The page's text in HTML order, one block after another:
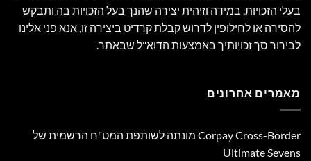
בעלי הזכויות. במידה וזיהית יצירה שהנך בעל הזכויות בה ותבקש
להסירה או לחילופין לדרוש קבלת קרדיט ביצירה זו, אנא פני אלינו
לבירור סך זכויותיך באמצעות הדוא"ל שבאתר.
מאמרים אחרונים
Corpay Cross-Border מונתה לשותפת המט"ח הרשמית של
Ultimate Sevens